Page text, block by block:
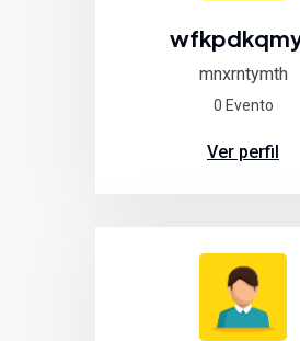
mnxrntymth
0 Evento
Ver perfil